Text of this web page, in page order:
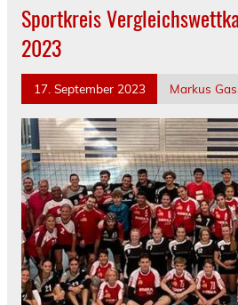
Sportkreis
2023
17. September 2023 Markus